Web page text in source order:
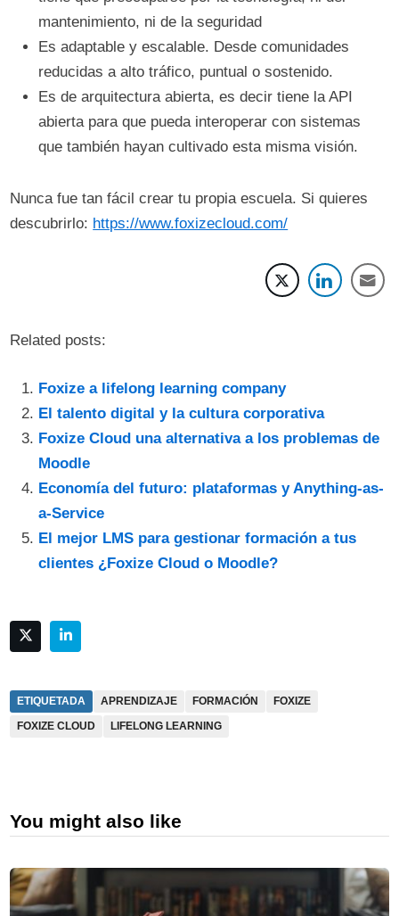
mantenimiento, ni de la seguridad
Es adaptable y escalable. Desde comunidades
reducidas a alto tráfico, puntual o sostenido.
Es de arquitectura abierta, es decir tiene la API
abierta para que pueda interoperar con sistemas
que también hayan cultivado esta misma visión.
Nunca fue tan fácil crear tu propia escuela. Si quieres
descubrirlo: https://www.foxizecloud.com/
Related posts:
Foxize a lifelong learning company
El talento digital y la cultura corporativa
Foxize Cloud una alternativa a los problemas de
Moodle
Economía del futuro: plataformas y Anything-as-
a-Service
El mejor LMS para gestionar formación a tus
clientes ¿Foxize Cloud o Moodle?
ETIQUETADA APRENDIZAJE FORMACIÓN
FOXIZE
FOXIZE CLOUD
LIFELONG LEARNING
You might also like